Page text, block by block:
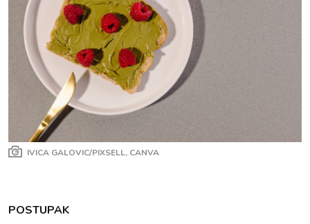
IVICA GALOVIC/PIXSELL, CANVA
POSTUPAK